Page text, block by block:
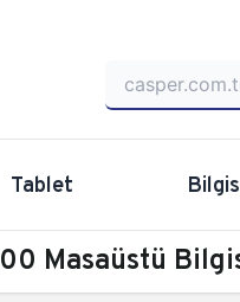
Tablet
Masaüstü